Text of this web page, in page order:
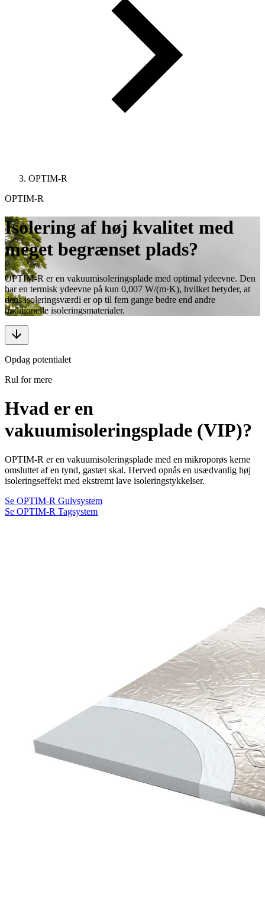
OPTIM-R
OPTIM-R
Isolering af høj kvalitet med
meget begrænset plads?
OPTIM-R er en vakuumisoleringsplade med optimal ydeevne. Den
har en termisk ydeevne på kun 0,007 W/(m·K), hvilket betyder, at
dens isoleringsværdi er op til fem gange bedre end andre
traditionelle isoleringsmaterialer.
Opdag potentialet
Rul for mere
Hvad er en
vakuumisoleringsplade (VIP)?
OPTIM-R er en vakuumisoleringsplade med en mikroporøs kerne
omsluttet af en tynd, gastæt skal. Herved opnås en usædvanlig høj
isoleringseffekt med ekstremt lave isoleringstykkelser.
Se OPTIM-R Gulvsystem
Se OPTIM-R Tagsystem